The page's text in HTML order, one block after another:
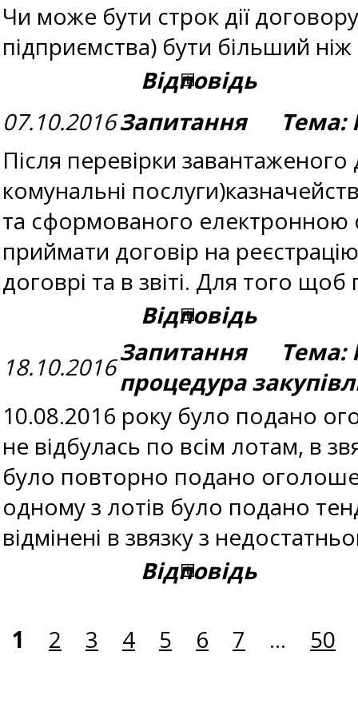
Чи може бути строк дії
підприємства) бути більший ніж
Відповідь
07.10.2016Запитання Тема:
Після перевірки
комунальні
та сформованого електронною
приймати договір на
договрі та в звіті. Для того
Відповідь
18.10.2016Запитання Тема:
процедура
10.08.2016 року було подано
не відбулась по всім лотам, в
було повторно подано
одному з лотів було подано
відмінені в звязку з
Відповідь
1 2 3 4 5 6 7 ... 50